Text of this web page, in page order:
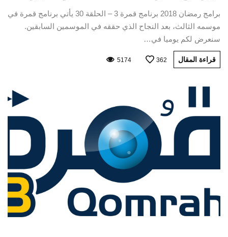
برامج رمضان 2018 برنامج قمرة 3 – الحلقة 30 يأتي برنامج قمرة في
موسمه الثالث، بعد النجاح الذي حققه في الموسمين السابقين.
سنعرض لكم يوميا في…
قراءة المقال 362
5174